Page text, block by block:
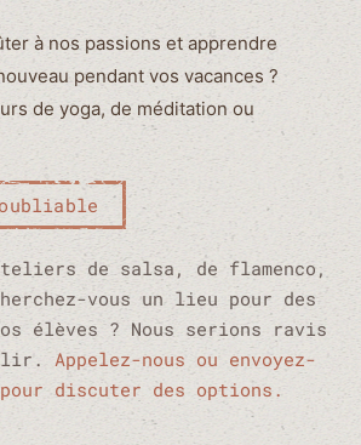
à nos passions et apprendre
pendant vos vacances ?
de yoga, de méditation ou
de salsa, de flamenco,
vous un lieu pour des
élèves ? Nous serions ravis
Appelez-nous ou envoyez-
discuter des options.